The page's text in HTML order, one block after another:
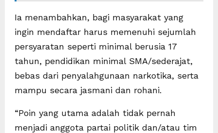
Ia menambahkan, bagi masyarakat yang
ingin mendaftar harus memenuhi sejumlah
persyaratan seperti minimal berusia 17
tahun, pendidikan minimal SMA/sederajat,
bebas dari penyalahgunaan narkotika, serta
mampu secara jasmani dan rohani.
“Poin yang utama adalah tidak pernah
menjadi anggota partai politik dan/atau tim